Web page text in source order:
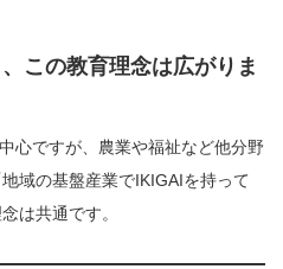
この教育理念は広がりま
心ですが、農業や福祉など他分野
域の基盤産業でIKIGAIを持って
は共通です。